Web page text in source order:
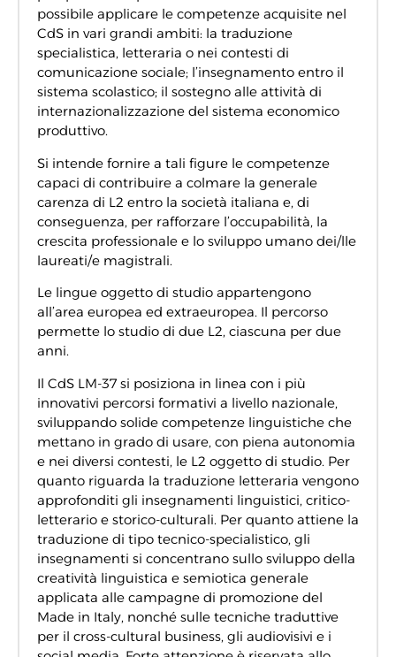
possibile applicare le competenze acquisite nel
CdS in vari grandi ambiti: la traduzione
specialistica, letteraria o nei contesti di
comunicazione sociale; l’insegnamento entro il
sistema scolastico; il sostegno alle attività di
internazionalizzazione del sistema economico
produttivo.
Si intende fornire a tali figure le competenze
capaci di contribuire a colmare la generale
carenza di L2 entro la società italiana e, di
conseguenza, per rafforzare l’occupabilità, la
crescita professionale e lo sviluppo umano dei/lle
laureati/e magistrali.
Le lingue oggetto di studio appartengono
all’area europea ed extraeuropea. Il percorso
permette lo studio di due L2, ciascuna per due
anni.
Il CdS LM-37 si posiziona in linea con i più
innovativi percorsi formativi a livello nazionale,
sviluppando solide competenze linguistiche che
mettano in grado di usare, con piena autonomia
e nei diversi contesti, le L2 oggetto di studio. Per
quanto riguarda la traduzione letteraria vengono
approfonditi gli insegnamenti linguistici, critico-
letterario e storico-culturali. Per quanto attiene la
traduzione di tipo tecnico-specialistico, gli
insegnamenti si concentrano sullo sviluppo della
creatività linguistica e semiotica generale
applicata alle campagne di promozione del
Made in Italy, nonché sulle tecniche traduttive
per il cross-cultural business, gli audiovisivi e i